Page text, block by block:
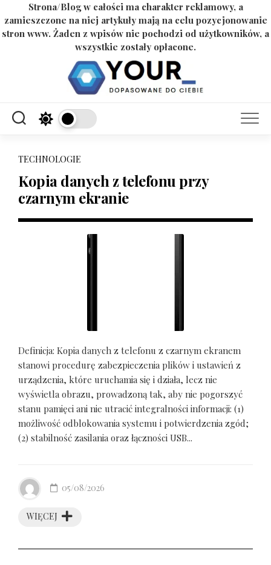
Strona/Blog w całości ma charakter reklamowy, a
zamieszczone na niej artykuły mają na celu pozycjonowanie
stron www. Żaden z wpisów nie pochodzi od użytkowników, a
wszystkie zostały opłacone.
TECHNOLOGIE
Kopia danych z telefonu przy
czarnym ekranie
Definicja: Kopia danych z telefonu z czarnym ekranem
stanowi procedurę zabezpieczenia plików i ustawień z
urządzenia, które uruchamia się i działa, lecz nie
wyświetla obrazu, prowadzoną tak, aby nie pogorszyć
stanu pamięci ani nie utracić integralności informacji: (1)
możliwość odblokowania systemu i potwierdzenia zgód;
(2) stabilność zasilania oraz łączności USB...
WIĘCEJ
05/08/2026